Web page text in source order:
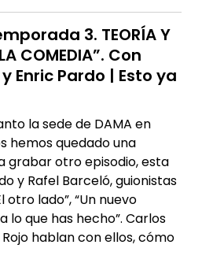
3. TEORÍA Y
COMEDIA”. Con
Enric Pardo | Esto ya
la sede de DAMA en
hemos quedado una
grabar otro episodio, esta
y Rafel Barceló, guionistas
otro lado”, “Un nuevo
lo que has hecho”. Carlos
hablan con ellos, cómo